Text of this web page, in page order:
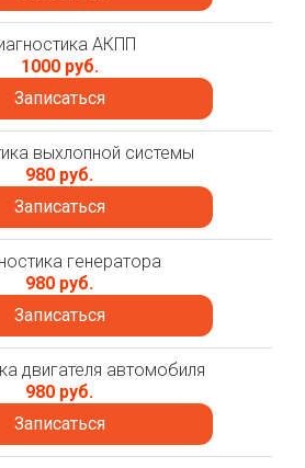
АКПП
1000 руб.
Записаться
выхлопной системы
980 руб.
Записаться
генератора
980 руб.
Записаться
двигателя автомобиля
980 руб.
Записаться